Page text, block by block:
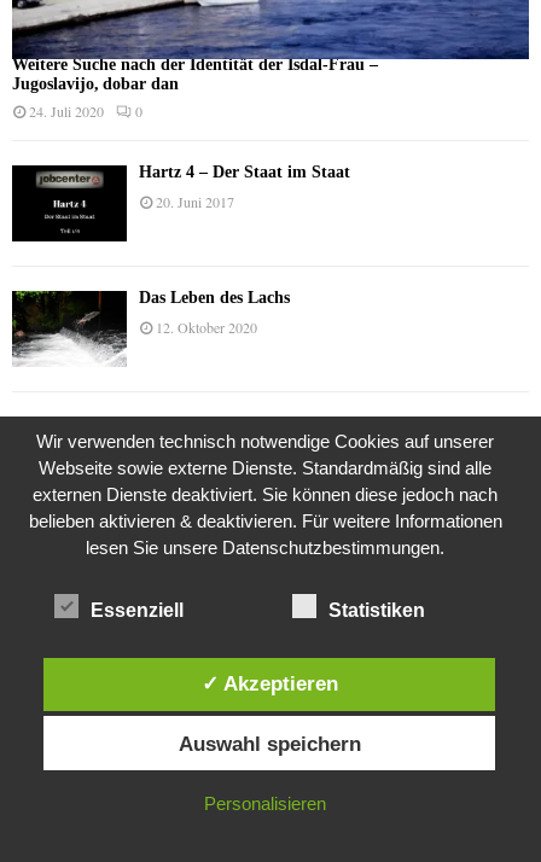
Weitere Suche nach der Identität der Isdal-Frau –
Jugoslavijo, dobar dan
24. Juli 2020 0
Hartz 4 – Der Staat im Staat
20. Juni 2017
Das Leben des Lachs
12. Oktober 2020
9. Juli 2018
Was ist denn das? -Mars „SOL 735“ Rover Curiosity
Die Brexit-Lüge (1/8 Teil)
Die Straße radikalisiert jeden Tag ein Stückchen
Diese Website verwendet Cookies. Durch die weitere Nutzung dieser
Website stimmst du der Verwendung von Cookies zu.
IN ORDNUNG
Wir verwenden technisch notwendige Cookies auf unserer
Webseite sowie externe Dienste. Standardmäßig sind alle
externen Dienste deaktiviert. Sie können diese jedoch nach
belieben aktivieren & deaktivieren. Für weitere Informationen
lesen Sie unsere Datenschutzbestimmungen.
Essenziell Statistiken
✓ Akzeptieren
Auswahl speichern
Personalisieren